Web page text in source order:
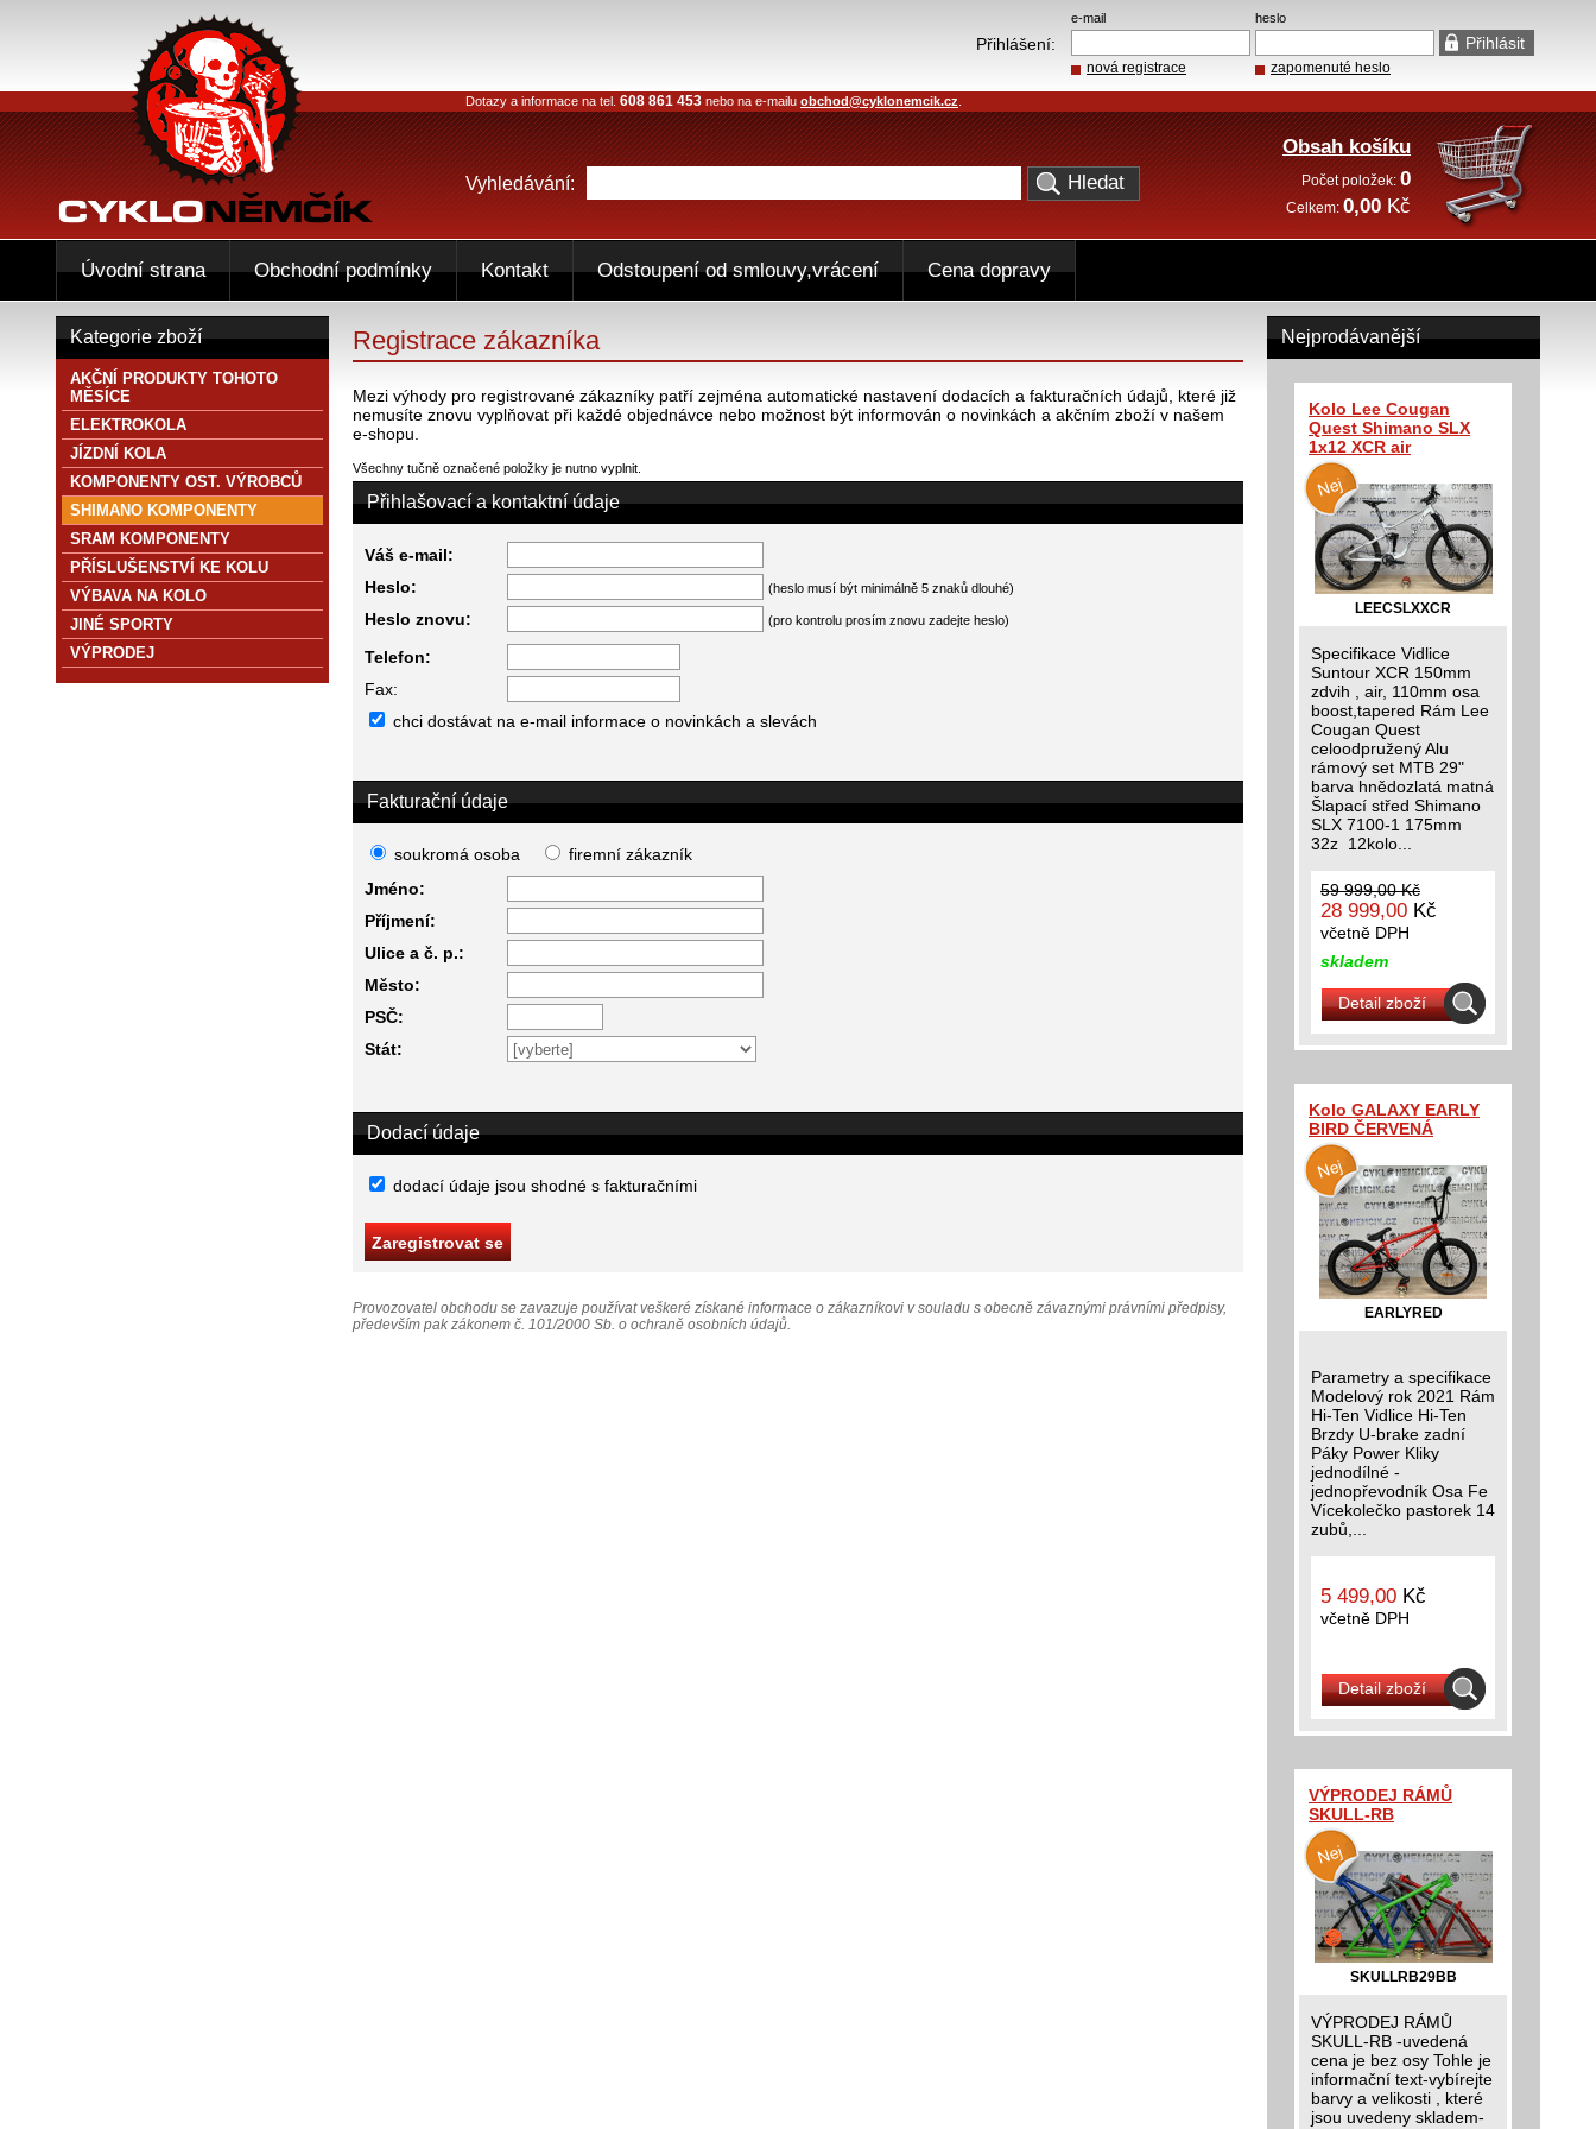
Registrace zákazníka
Mezi výhody pro registrované zákazníky patří zejména automatické nastavení dodacích a fakturačních údajů, které již
nemusíte znovu vyplňovat při každé objednávce nebo možnost být informován o novinkách a akčním zboží v našem
e-shopu.
Všechny tučně označené položky je nutno vyplnit.
Přihlašovací a kontaktní údaje
Váš e-mail:
Heslo:
(heslo musí být minimálně 5 znaků dlouhé)
Heslo znovu: (pro kontrolu prosím znovu zadejte heslo)
Telefon:
Fax:
chci dostávat na e-mail informace o novinkách a slevách
Fakturační údaje
soukromá osoba
firemní zákazník
Jméno:
Příjmení:
Ulice a č. p.:
Město:
PSČ:
Stát:
Dodací údaje
dodací údaje jsou shodné s fakturačními
Provozovatel obchodu se zavazuje používat veškeré získané informace o zákazníkovi v souladu s obecně závaznými právními předpisy,
především pak zákonem č. 101/2000 Sb. o ochraně osobních údajů.
Nejprodávanější
Kolo Lee Cougan
Quest Shimano SLX
1x12 XCR air
LEECSLXXCR
Specifikace Vidlice
Suntour XCR 150mm
zdvih , air, 110mm osa
boost,tapered Rám Lee
Cougan Quest
celoodpružený Alu
rámový set MTB 29"
barva hnědozlatá matná
Šlapací střed Shimano
SLX 7100-1 175mm
32z 12kolo...
59 999,00 Kč
28 999,00 Kč
včetně DPH
skladem
Detail zboží
Kolo GALAXY EARLY
BIRD ČERVENÁ
EARLYRED
Parametry a specifikace
Modelový rok 2021 Rám
Hi-Ten Vidlice Hi-Ten
Brzdy U-brake zadní
Páky Power Kliky
jednodílné -
jednopřevodník Osa Fe
Vícekolečko pastorek 14
zubů,...
5 499,00 Kč
včetně DPH
Detail zboží
VÝPRODEJ RÁMŮ
SKULL-RB
SKULLRB29BB
VÝPRODEJ RÁMŮ
SKULL-RB -uvedená
cena je bez osy Tohle je
informační text-vybírejte
barvy a velikosti , které
jsou uvedeny skladem-
Kategorie zboží
AKČNÍ PRODUKTY TOHOTO
MĚSÍCE
ELEKTROKOLA
JÍZDNÍ KOLA
KOMPONENTY OST. VÝROBCŮ
SHIMANO KOMPONENTY
SRAM KOMPONENTY
PŘÍSLUŠENSTVÍ KE KOLU
VÝBAVA NA KOLO
JINÉ SPORTY
VÝPRODEJ
e-mail heslo
Přihlášení:
nová registrace zapomenuté heslo
Dotazy a informace na tel. 608 861 453 nebo na e-mailu obchod@cyklonemcik.cz
Vyhledávání:
Obsah košíku
Počet položek:0
Celkem: 0,00 Kč
Úvodní strana Obchodní podmínky Kontakt Odstoupení od smlouvy,vrácení Cena dopravy